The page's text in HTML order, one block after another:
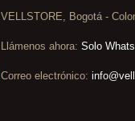
VELLSTORE, Bogotá -
Llámenos ahora: Solo
Correo electrónico: